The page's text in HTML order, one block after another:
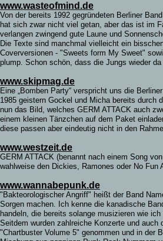
www.wasteofmind.de
Von der bereits 1992 gegründeten Berliner
hat sich zwar nicht viel getan, aber das ist im
verlangen zwingend gute Laune und
Die Texte sind manchmal vielleicht ein
Coverversionen - "Sweets form My Sweet"
plump. Schon schön, dass die Jungs wieder da
www.skipmag.de
Eine „Bomben Party“ verspricht uns die
1985 geistern Gockel und Micha bereits durch
nun das Bild, welches GERM ATTACK auch
einem kleinen Tänzchen auf dem Paket
diese passen aber eindeutig nicht in den
www.westzeit.de
GERM ATTACK (benannt nach einem Song
wahlweise den Dickies, Ramones oder No
www.wannabepunk.de
"Bakteorologischer Angriff" heißt der Band
Sorgen machen. Ich kenne die kanadische
handeln, die bereits solange musizieren wie
Seitdem wurden zahlreiche Konzerte und
"Chartbuster Volume 5" genommen und in der